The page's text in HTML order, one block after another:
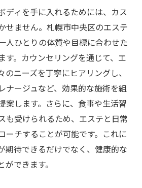
ディを手に入れるためには、カス
せません。札幌市中央区のエステ
人ひとりの体質や目標に合わせた
す。カウンセリングを通じて、エ
のニーズを丁寧にヒアリングし、
ナージュなど、効果的な施術を組
案します。さらに、食事や生活習
も受けられるため、エステと日常
ーチすることが可能です。これに
期待できるだけでなく、健康的な
できます。